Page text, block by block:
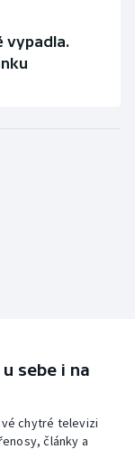
vypadla.
sebe i na
chytré televizi
články a